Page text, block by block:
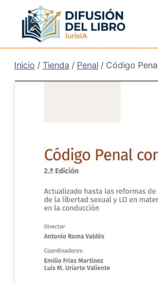
contenido
Inicio / Tienda / Penal / Código